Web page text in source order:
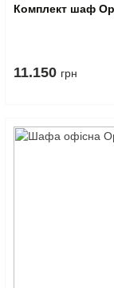
Комплект шаф
11.150 грн